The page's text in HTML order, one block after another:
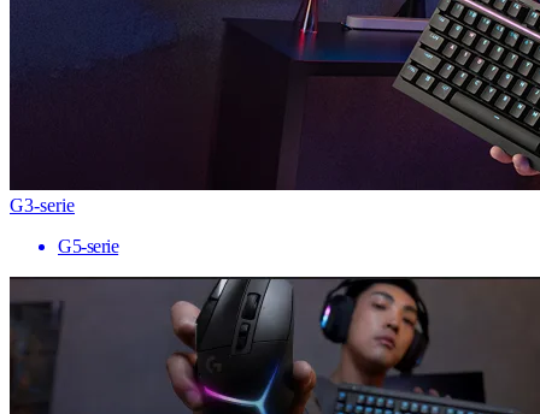
G3-serie
G5-serie